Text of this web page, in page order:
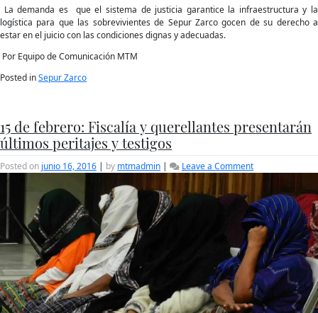
La demanda es que el sistema de justicia garantice la infraestructura y la
logística para que las sobrevivientes de Sepur Zarco gocen de su derecho a
estar en el juicio con las condiciones dignas y adecuadas.
Por Equipo de Comunicación MTM
Posted inSepur Zarco
15 de febrero: Fiscalía y querellantes presentarán
últimos peritajes y testigos
Posted on junio 16, 2016 | by mtmadmin | Leave a Commenton
febrero:
Fiscalía
y
querellantes
presentarán
últimos
peritajes
y
testigos